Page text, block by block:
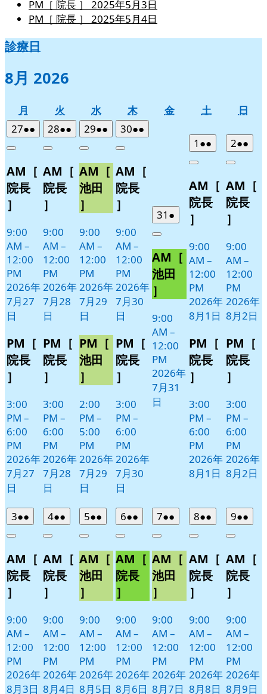
PM［ 院長 ］ 2025年5月3日
PM［ 院長 ］ 2025年5月4日
診療日
8月 2026
月
曜
日
火
曜
日
水水
曜
日
木木
曜
日
金金
土土
日
日
日
272026
年
月
27
日
●●
件
イ
ベ
ト)
Close
AM［
院長
］
9:00
AM –
12:00
PM
2026年
7月27
日
PM［
院長
］
3:00
PM –
6:00
PM
2026年
7月27
日
282026
年
月
28
日
●●
件
イ
ベ
ト)
Close
AM［
院長
］
9:00
AM –
12:00
PM
2026年
7月28
日
PM［
院長
］
3:00
PM –
6:00
PM
2026年
7月28
日
292026
年
月
29
日
●●
件
イ
ベ
ト)
Close
AM［
池田
］
9:00
AM –
12:00
PM
2026年
7月29
日
PM［
池田
］
2:00
PM –
5:00
PM
2026年
7月29
日
302026
年
月
30
日
●●
件
イ
Close
AM［
院長
］
9:00
AM –
12:00
PM
2026年
7月30
日
PM［
院長
］
3:00
PM –
6:00
PM
2026年
7月30
日
31 2026
年
月
31
日
●
件
イ
ベ
ト)
Close
AM［
池田
］
9:00
AM –
12:00
PM
2026年
7月31
日
1 2026
年
月
1
日
●●
件
イ
ベ
Close
AM［
院長
］
9:00
AM –
12:00
PM
2026年
8月1日
PM［
院長
］
3:00
PM –
6:00
PM
2026年
8月1日
22026
年
月
2
日
●●
件
イ
ベ
Close
AM［
院長
］
9:00
AM –
12:00
PM
2026年
8月2日
PM［
院長
］
3:00
PM –
6:00
PM
2026年
8月2日
32026
年
月
3
日
●●
件
イ
ベ
Close
AM［
院長
］
9:00
AM –
12:00
PM
2026年
8月3日
42026
年
月
4
日
●●
件
イ
ベ
Close
AM［
院長
］
9:00
AM –
12:00
PM
2026年
8月4日
52026
年
月
5
日
●●
件
イ
ベ
ト)
Close
AM［
池田
］
9:00
AM –
12:00
PM
2026年
8月5日
62026
年
月
6
日
●●
件
イ
ベ
ト)
Close
AM［
院長
］
9:00
AM –
12:00
PM
2026年
8月6日
72026
年
月
7
日
●●
件
イ
ベ
ト)
Close
AM［
池田
］
9:00
AM –
12:00
PM
2026年
8月7日
82026
年
月
8
日
●●
件
イ
ベ
Close
AM［
院長
］
9:00
AM –
12:00
PM
2026年
8月8日
92026
年
月
9
日
●●
件
イ
ベ
Close
AM［
院長
］
9:00
AM –
12:00
PM
2026年
8月9日